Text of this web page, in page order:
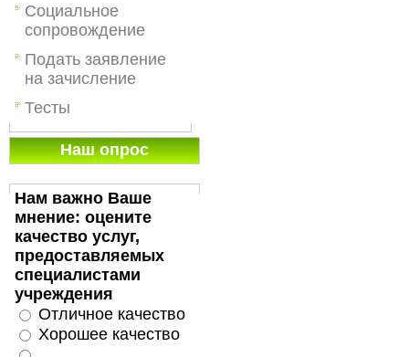
Социальное
сопровождение
Подать заявление
на зачисление
Тесты
Наш опрос
Нам важно Ваше
мнение: оцените
качество услуг,
предоставляемых
специалистами
учреждения
Отличное качество
Хорошее качество